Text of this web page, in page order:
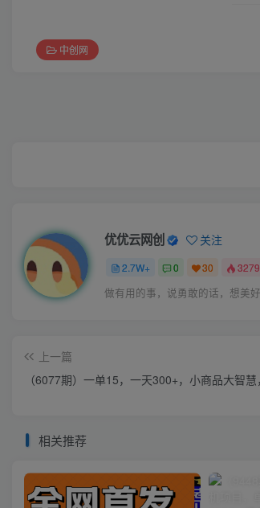
中创网
优优云网创 关注
2.7W+ 0 30
做有用的事，说勇敢的话，想美
上一篇
（6077期）一单15，一天300+，小商品大智
相关推荐